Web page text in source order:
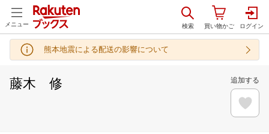
メニュー
熊本地震による配送の影響について
藤木 修 追加する